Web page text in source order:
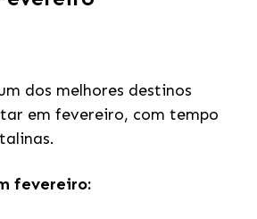
dos melhores destinos
em fevereiro, com tempo
fevereiro: